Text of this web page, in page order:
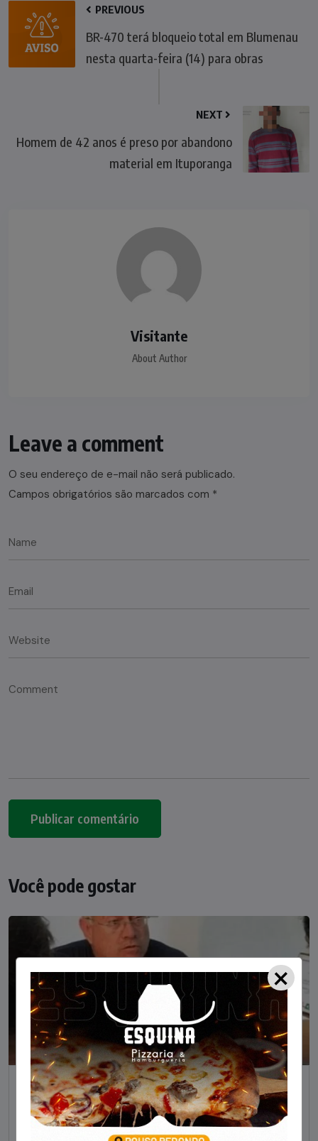
PREVIOUS
BR-470 terá bloqueio total em Blumenau
nesta quarta-feira (14) para obras
NEXT
Homem de 42 anos é preso por abandono
material em Ituporanga
Visitante
About Author
Leave a comment
O seu endereço de e-mail não será publicado.
Campos obrigatórios são marcados com *
Você pode gostar
NOTÍCIAS
Foragido pela morte de delegado aposentado
×